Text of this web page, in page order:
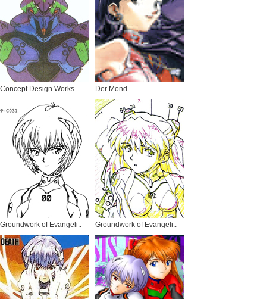
Concept Design Works Der Mond
Groundwork of Evangeli.. Groundwork of Evangeli..